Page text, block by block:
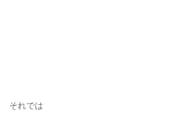
それでは